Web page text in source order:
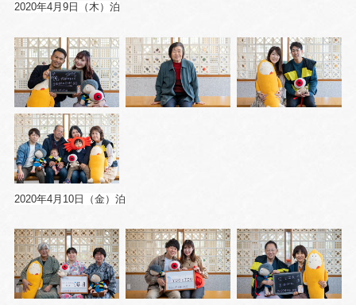
2020年4月9日（木）泊
2020年4月10日（金）泊